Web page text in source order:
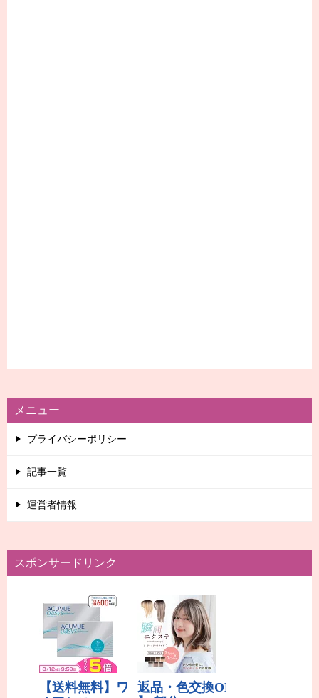
メニュー
プライバシーポリシー
記事一覧
運営者情報
スポンサードリンク